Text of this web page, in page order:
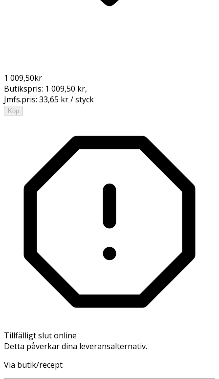
1 009,50kr
Butikspris: 1 009,50 kr,
Jmfs.pris: 33,65 kr / styck
Köp
Tillfälligt slut online
Detta påverkar dina leveransalternativ.
Via butik/recept